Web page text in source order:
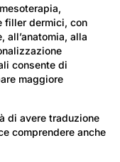
filler dermici, con
all’anatomia, alla
consente di
maggiore
di avere traduzione
comprendere anche